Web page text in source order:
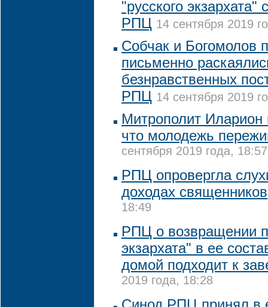
"русского
РПЦ 14 сентября 2019
Собчак и Богомолов
письменно
безнравственных
РПЦ 14 сентября 2019
Митрополит Иларион
что молодежь
сентября 2019 года, 18:57
РПЦ опровергла
доходах священников
18:49
РПЦ о возвращении
экзархата" в ее
домой подходит к
2019 года, 18:28